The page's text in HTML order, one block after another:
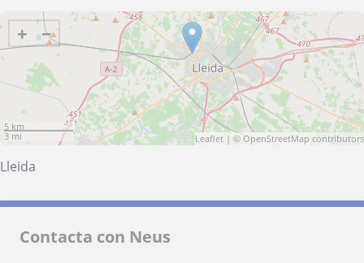
+ −
5 km
3 mi
Leaflet | © OpenStreetMap contributors
Lleida
Contacta con Neus